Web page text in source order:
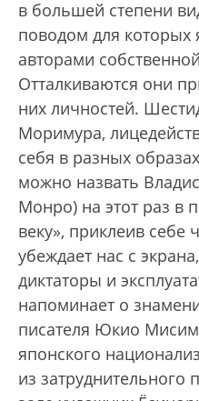
в большей степени
поводом для которых
авторами
Отталкиваются они
них личностей.
Моримура,
себя в разных
можно назвать
Монро) на этот раз в
веку», приклеив себе
убеждает нас с
диктаторы и
напоминает о
писателя Юкио
японского
из затруднительного